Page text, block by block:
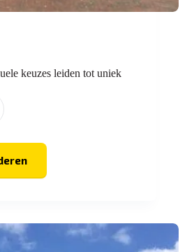
keuzes leiden tot uniek